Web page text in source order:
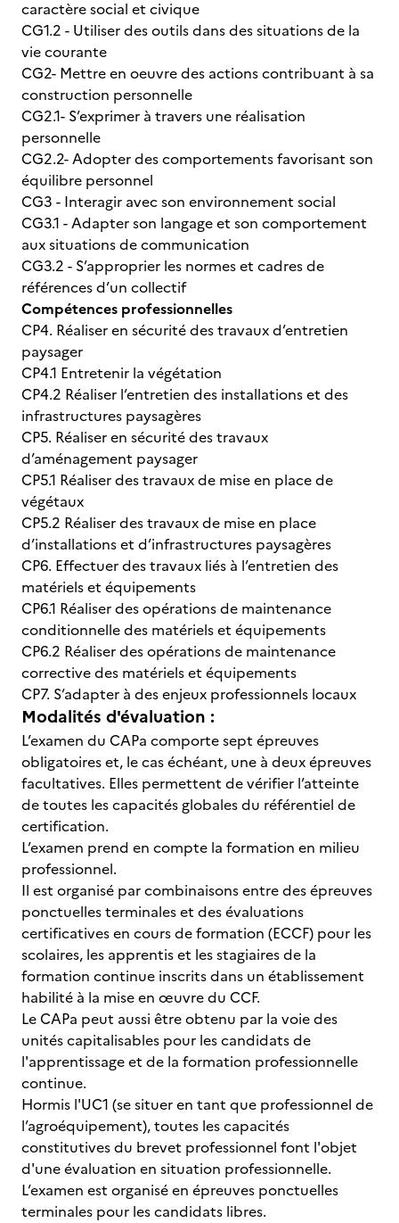
caractère social et civique
CG1.2 - Utiliser des outils dans des situations de la
vie courante
CG2- Mettre en oeuvre des actions contribuant à sa
construction personnelle
CG2.1- S’exprimer à travers une réalisation
personnelle
CG2.2- Adopter des comportements favorisant son
équilibre personnel
CG3 - Interagir avec son environnement social
CG3.1 - Adapter son langage et son comportement
aux situations de communication
CG3.2 - S’approprier les normes et cadres de
références d’un collectif
Compétences professionnelles
CP4. Réaliser en sécurité des travaux d’entretien
paysager
CP4.1 Entretenir la végétation
CP4.2 Réaliser l’entretien des installations et des
infrastructures paysagères
CP5. Réaliser en sécurité des travaux
d’aménagement paysager
CP5.1 Réaliser des travaux de mise en place de
végétaux
CP5.2 Réaliser des travaux de mise en place
d’installations et d’infrastructures paysagères
CP6. Effectuer des travaux liés à l’entretien des
matériels et équipements
CP6.1 Réaliser des opérations de maintenance
conditionnelle des matériels et équipements
CP6.2 Réaliser des opérations de maintenance
corrective des matériels et équipements
CP7. S’adapter à des enjeux professionnels locaux
Modalités d'évaluation :
L’examen du CAPa comporte sept épreuves
obligatoires et, le cas échéant, une à deux épreuves
facultatives. Elles permettent de vérifier l’atteinte
de toutes les capacités globales du référentiel de
certification.
L’examen prend en compte la formation en milieu
professionnel.
Il est organisé par combinaisons entre des épreuves
ponctuelles terminales et des évaluations
certificatives en cours de formation (ECCF) pour les
scolaires, les apprentis et les stagiaires de la
formation continue inscrits dans un établissement
habilité à la mise en œuvre du CCF.
Le CAPa peut aussi être obtenu par la voie des
unités capitalisables pour les candidats de
l'apprentissage et de la formation professionnelle
continue.
Hormis l'UC1 (se situer en tant que professionnel de
l’agroéquipement), toutes les capacités
constitutives du brevet professionnel font l'objet
d'une évaluation en situation professionnelle.
L’examen est organisé en épreuves ponctuelles
terminales pour les candidats libres.